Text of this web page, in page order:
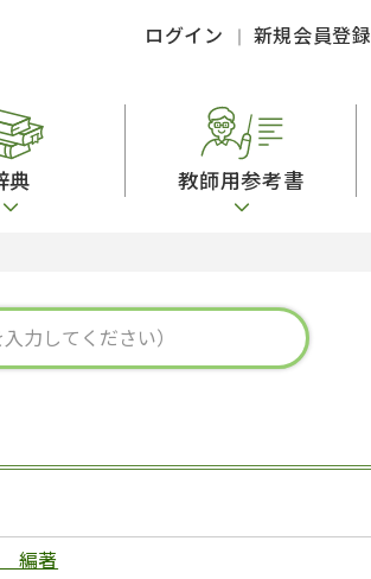
ログイン 新規会員登録
文法
作文
日本留学試験対策
定期刊行物
図表
典
中国語辞典
ロシア語辞典
比較文化辞典
教師用参考書
文章・談話・表現
言語学
アカデミック・スキル
編著